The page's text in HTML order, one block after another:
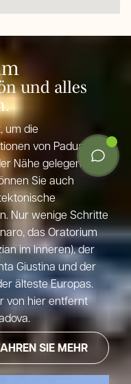
und alles
um die
von Padua zu
Nähe gelegenen
Sie auch
Nur wenige Schritte
das Oratorium
im Inneren), der
Giustina und der
älteste Europas.
von hier entfernt
SIE MEHR